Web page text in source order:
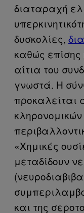
διαταραχή
δυσκολίες,
καθώς επίσης
αίτια του
γνωστά. Η
προκαλείται
«Χημικές
μεταδίδουν
και της